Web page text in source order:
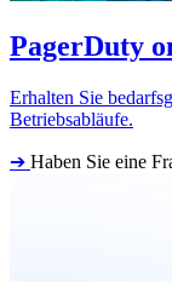
PagerDuty
Erhalten Sie
Betriebsabläufe.
➔ Haben Sie eine